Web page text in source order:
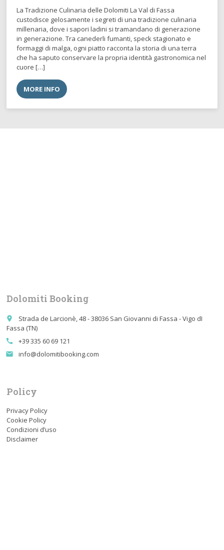
La Tradizione Culinaria delle Dolomiti La Val di Fassa
custodisce gelosamente i segreti di una tradizione culinaria
millenaria, dove i sapori ladini si tramandano di generazione
in generazione. Tra canederli fumanti, speck stagionato e
formaggi di malga, ogni piatto racconta la storia di una terra
che ha saputo conservare la propria identità gastronomica nel
cuore […]
MORE INFO
Dolomiti Booking
place
Strada de Larcionè, 48 - 38036 San Giovanni di Fassa - Vigo dI
Fassa (TN)
call +39 335 60 69 121
email info@dolomitibooking.com
Policy
Privacy Policy
Cookie Policy
Condizioni d’uso
Disclaimer